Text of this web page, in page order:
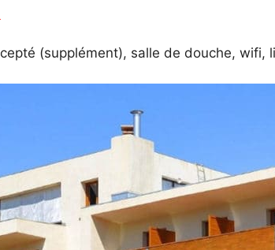
(supplément), salle de douche, wifi,